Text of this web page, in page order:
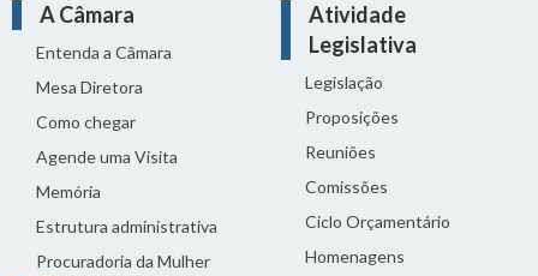
A Câmara
Entenda a Câmara
Mesa Diretora
Como chegar
Agende uma Visita
Memória
Estrutura administrativa
Procuradoria da Mulher
Atividade
Legislativa
Legislação
Proposições
Reuniões
Comissões
Ciclo Orçamentário
Homenagens